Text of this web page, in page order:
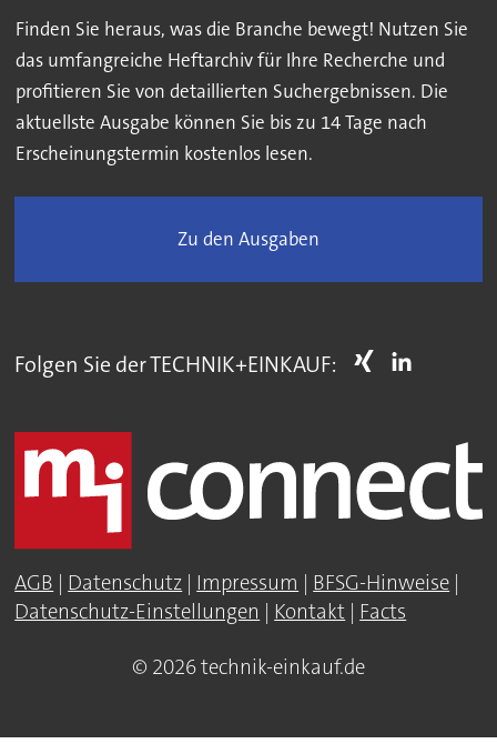
Finden Sie heraus, was die Branche bewegt! Nutzen Sie
das umfangreiche Heftarchiv für Ihre Recherche und
profitieren Sie von detaillierten Suchergebnissen. Die
aktuellste Ausgabe können Sie bis zu 14 Tage nach
Erscheinungstermin kostenlos lesen.
Zu den Ausgaben
Folgen Sie der TECHNIK+EINKAUF:
AGB | Datenschutz | Impressum | BFSG-Hinweise |
Datenschutz-Einstellungen | Kontakt | Facts
© 2026 technik-einkauf.de